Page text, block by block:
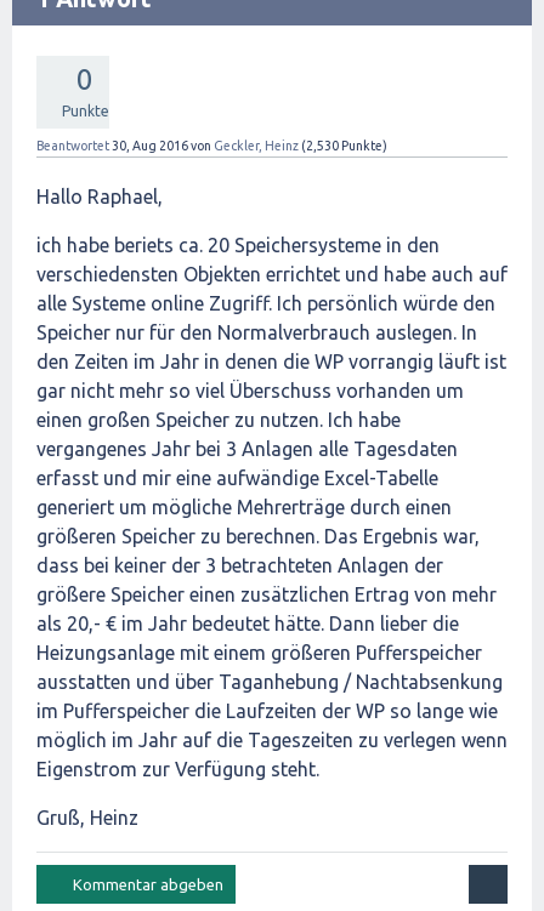
0
Punkte
Beantwortet 30, Aug 2016von Geckler, Heinz (2,530 Punkte)
Hallo Raphael,
ich habe beriets ca. 20 Speichersysteme in den
verschiedensten Objekten errichtet und habe auch auf
alle Systeme online Zugriff. Ich persönlich würde den
Speicher nur für den Normalverbrauch auslegen. In
den Zeiten im Jahr in denen die WP vorrangig läuft ist
gar nicht mehr so viel Überschuss vorhanden um
einen großen Speicher zu nutzen. Ich habe
vergangenes Jahr bei 3 Anlagen alle Tagesdaten
erfasst und mir eine aufwändige Excel-Tabelle
generiert um mögliche Mehrerträge durch einen
größeren Speicher zu berechnen. Das Ergebnis war,
dass bei keiner der 3 betrachteten Anlagen der
größere Speicher einen zusätzlichen Ertrag von mehr
als 20,- € im Jahr bedeutet hätte. Dann lieber die
Heizungsanlage mit einem größeren Pufferspeicher
ausstatten und über Taganhebung / Nachtabsenkung
im Pufferspeicher die Laufzeiten der WP so lange wie
möglich im Jahr auf die Tageszeiten zu verlegen wenn
Eigenstrom zur Verfügung steht.
Gruß, Heinz